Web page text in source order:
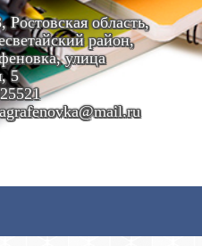
Ростовская область,
район,
улица
5